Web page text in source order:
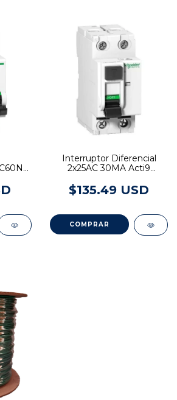
Interruptor Diferencial
2x25AC 30MA Acti9
$135.49 USD